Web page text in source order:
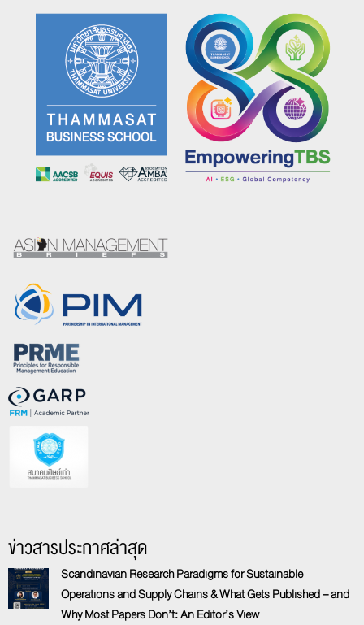
ข่าวสารประกาศล่าสุด
Scandinavian Research Paradigms for Sustainable
Operations and Supply Chains & What Gets Published – and
Why Most Papers Don’t: An Editor’s View